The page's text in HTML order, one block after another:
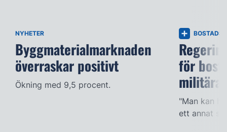
NYHETER
Byggmaterialmarknaden
överraskar positivt
Ökning med 9,5 procent.
för
militära
"Man kan
ett annat